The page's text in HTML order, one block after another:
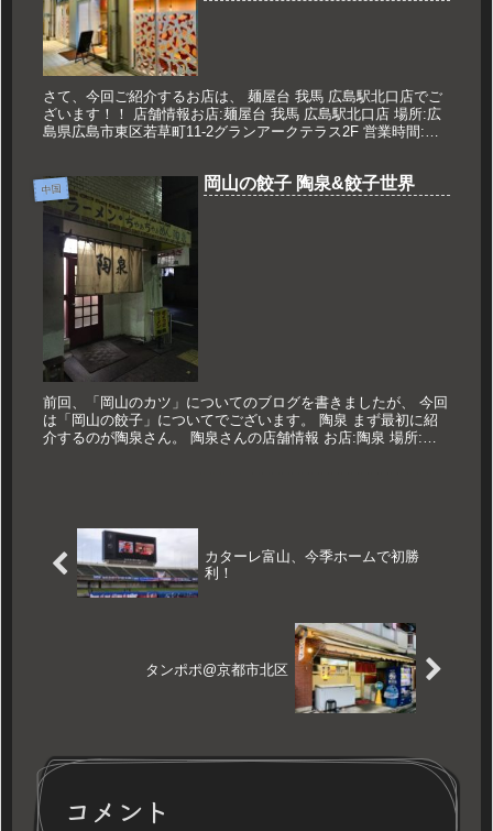
さて、今回ご紹介するお店は、 麺屋台 我馬 広島駅北口店でご
ざいます！！ 店舗情報お店:麺屋台 我馬 広島駅北口店 場所:広
島県広島市東区若草町11-2グランアークテラス2F 営業時間:月
中国 岡山の餃子 陶泉&餃子世界
前回、「岡山のカツ」についてのブログを書きましたが、 今回
は「岡山の餃子」についてでございます。 陶泉 まず最初に紹
介するのが陶泉さん。 陶泉さんの店舗情報 お店:陶泉 場所:岡
カターレ富山、今季ホームで初勝
利！
タンポポ@京都市北区
コメント